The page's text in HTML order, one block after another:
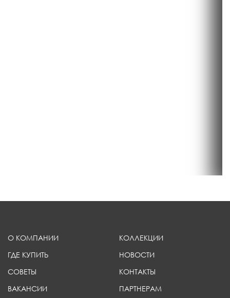
О КОМПАНИИ
КОЛЛЕКЦИИ
ГДЕ КУПИТЬ
НОВОСТИ
СОВЕТЫ
КОНТАКТЫ
ВАКАНСИИ
ПАРТНЕРАМ